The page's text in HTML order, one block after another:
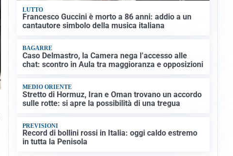
LUTTO
Francesco Guccini è morto a 86 anni: addio a un
cantautore simbolo della musica italiana
BAGARRE
Caso Delmastro, la Camera nega l’accesso alle
chat: scontro in Aula tra maggioranza e opposizioni
MEDIO ORIENTE
Stretto di Hormuz, Iran e Oman trovano un accordo
sulle rotte: si apre la possibilità di una tregua
PREVISIONI
Record di bollini rossi in Italia: oggi caldo estremo
in tutta la Penisola